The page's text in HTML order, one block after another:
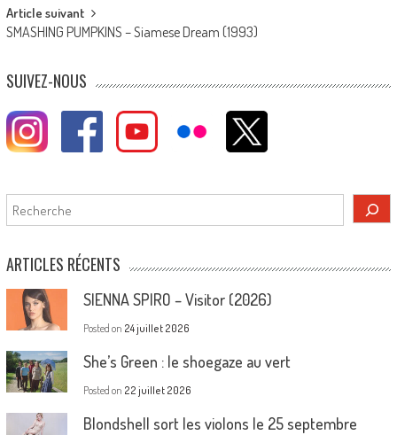
Article suivant
SMASHING PUMPKINS – Siamese Dream (1993)
SUIVEZ-NOUS
Rechercher
ARTICLES RÉCENTS
SIENNA SPIRO – Visitor (2026)
Posted on 24 juillet 2026
She’s Green : le shoegaze au vert
Posted on 22 juillet 2026
Blondshell sort les violons le 25 septembre